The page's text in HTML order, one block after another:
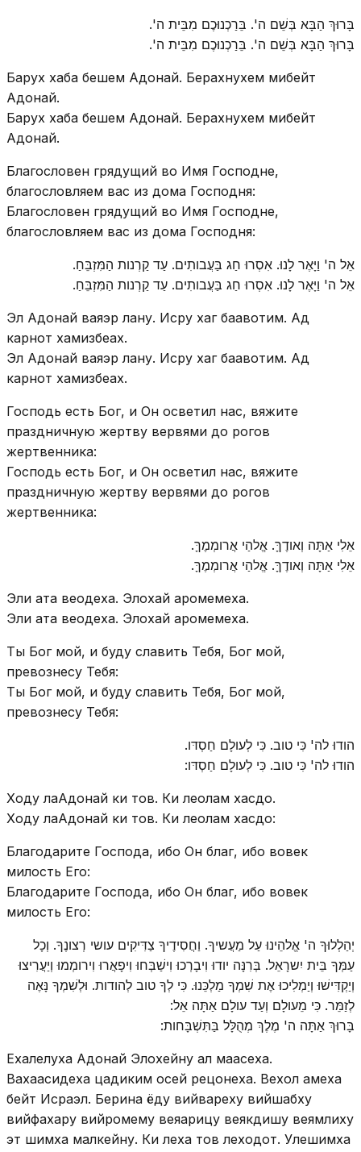
בָּרוּךְ הַבָּא בְּשֵׁם ה'. בֵּרַכְנוּכֶם מִבֵּית ה'.
בָּרוּךְ הַבָּא בְּשֵׁם ה'. בֵּרַכְנוּכֶם מִבֵּית ה'.
Барух хаба бешем Адонай. Берахнухем мибейт
Адонай.
Барух хаба бешем Адонай. Берахнухем мибейт
Адонай.
Благословен грядущий во Имя Господне,
благословляем вас из дома Господня:
Благословен грядущий во Имя Господне,
благословляем вас из дома Господня:
אֵל ה' וַיָּאֶר לָנוּ. אִסְרוּ חַג בַּעֲבותִים. עַד קַרְנות הַמִּזְבֵּחַ.
אֵל ה' וַיָּאֶר לָנוּ. אִסְרוּ חַג בַּעֲבותִים. עַד קַרְנות הַמִּזְבֵּחַ.
Эл Адонай ваяэр лану. Исру хаг баавотим. Ад
карнот хамизбеах.
Эл Адонай ваяэр лану. Исру хаг баавотим. Ад
карнот хамизбеах.
Господь есть Бог, и Он осветил нас, вяжите
праздничную жертву вервями до рогов
жертвенника:
Господь есть Бог, и Он осветил нас, вяжите
праздничную жертву вервями до рогов
жертвенника:
אֵלִי אַתָּה וְאודֶךָּ. אֱלהַי אֲרומְמֶךָּ.
אֵלִי אַתָּה וְאודֶךָּ. אֱלהַי אֲרומְמֶךָּ.
Эли ата веодеха. Элохай аромемеха.
Эли ата веодеха. Элохай аромемеха.
Ты Бог мой, и буду славить Тебя, Бог мой,
превознесу Тебя:
Ты Бог мой, и буду славить Тебя, Бог мой,
превознесу Тебя:
הודוּ לה' כִּי טוב. כִּי לְעולָם חַסְדּו.
הודוּ לה' כִּי טוב. כִּי לְעולָם חַסְדּו:
Ходу лаАдонай ки тов. Ки леолам хасдо.
Ходу лаАдонай ки тов. Ки леолам хасдо:
Благодарите Господа, ибо Он благ, ибо вовек
милость Его:
Благодарите Господа, ибо Он благ, ибо вовек
милость Его:
יְהַלְלוּךָ ה' אֱלהֵינוּ עַל מַעֲשיךָ. וַחֲסִידֶיךָ צַדִּיקִים עושי רְצונֶךָ. וְכָל
עַמְּךָ בֵּית יִשרָאֵל. בְּרִנָּה יודוּ וִיבָרְכוּ וִישַׁבְּחוּ וִיפָאֲרוּ וִירומְמוּ וְיַעֲרִיצוּ
וְיַקְדִּישׁוּ וְיַמְלִיכוּ אֶת שִׁמְךָ מַלְכֵּנוּ. כִּי לְךָ טוב לְהודות. וּלְשִׁמְךָ נָּאֶה
לְזַמֵּר. כִּי מֵעולָם וְעַד עולָם אַתָּה אֵל:
בָּרוּךְ אַתָּה ה' מֶלֶךְ מְהֻלָּל בַּתִּשְׁבָּחות:
Ехалелуха Адонай Элохейну ал маасеха.
Вахаасидеха цадиким осей рецонеха. Вехол амеха
бейт Исраэл. Берина ёду вийвареху вийшабху
вийфахару вийромему веяарицу веякдишу веямлиху
эт шимха малкейну. Ки леха тов леходот. Улешимха